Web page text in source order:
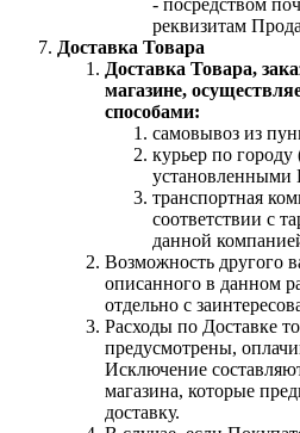
реквизитам
Доставка Товара
Доставка Товара,
магазине,
способами:
самовывоз из
курьер по городу
установленными
транспортная
соответствии с
данной
Возможность другого
описанного в данном
отдельно с
Расходы по Доставке
предусмотрены,
Исключение
магазина, которые
доставку.